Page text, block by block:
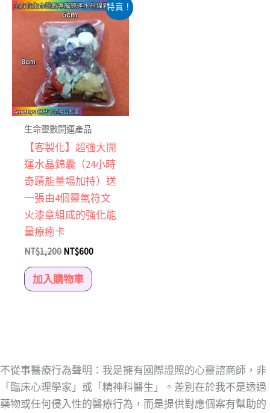
特賣！
生命靈數開運產品
【客製化】超強大開
運水晶錦囊（24小時
奇蹟能量場加持）送
一張由4個靈氣符文
火漆章組成的強化能
量療癒卡
NT$1,200
原
始
價
格：
NT$1,200。
NT$600
目
價
格：
NT$600。
加入購物車
不從事醫療行為聲明：我是擁有國際證照的心靈諮商師，非
「臨床心理學家」或「精神科醫生」。差別在於我不是透過
藥物或任何侵入性的醫療行為，而是提供對應個案有幫助的